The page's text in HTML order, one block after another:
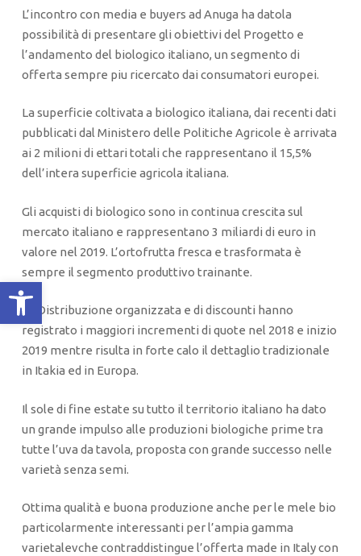
Apri la barra degli strumenti
L’incontro con media e buyers ad Anuga ha datola
possibilità di presentare gli obiettivi del Progetto e
l’andamento del biologico italiano, un segmento di
offerta sempre piu ricercato dai consumatori europei.
La superficie coltivata a biologico italiana, dai recenti dati
pubblicati dal Ministero delle Politiche Agricole è arrivata
ai 2 milioni di ettari totali che rappresentano il 15,5%
dell’intera superficie agricola italiana.
Gli acquisti di biologico sono in continua crescita sul
mercato italiano e rappresentano 3 miliardi di euro in
valore nel 2019. L’ortofrutta fresca e trasformata è
sempre il segmento produttivo trainante.
La Distribuzione organizzata e di discounti hanno
registrato i maggiori incrementi di quote nel 2018 e inizio
2019 mentre risulta in forte calo il dettaglio tradizionale
in Itakia ed in Europa.
Il sole di fine estate su tutto il territorio italiano ha dato
un grande impulso alle produzioni biologiche prime tra
tutte l’uva da tavola, proposta con grande successo nelle
varietà senza semi.
Ottima qualità e buona produzione anche per le mele bio
particolarmente interessanti per l’ampia gamma
varietalevche contraddistingue l’offerta made in Italy con